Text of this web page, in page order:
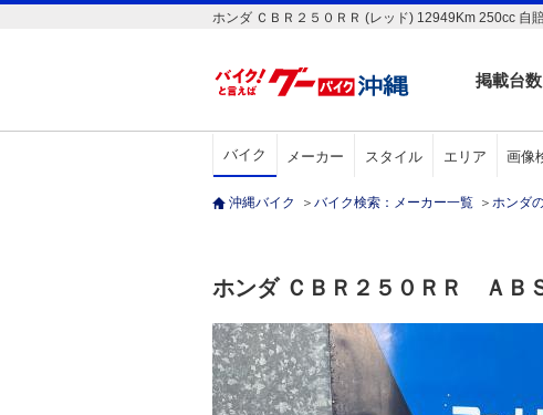
ホンダ ＣＢＲ２５０ＲＲ (レッド) 12949Km 250cc 自
掲載台数
バイク メーカー スタイル エリア 画像
沖縄バイク ＞ バイク検索：メーカー一覧 ＞ ホンダ
ホンダ ＣＢＲ２５０ＲＲ ＡＢ